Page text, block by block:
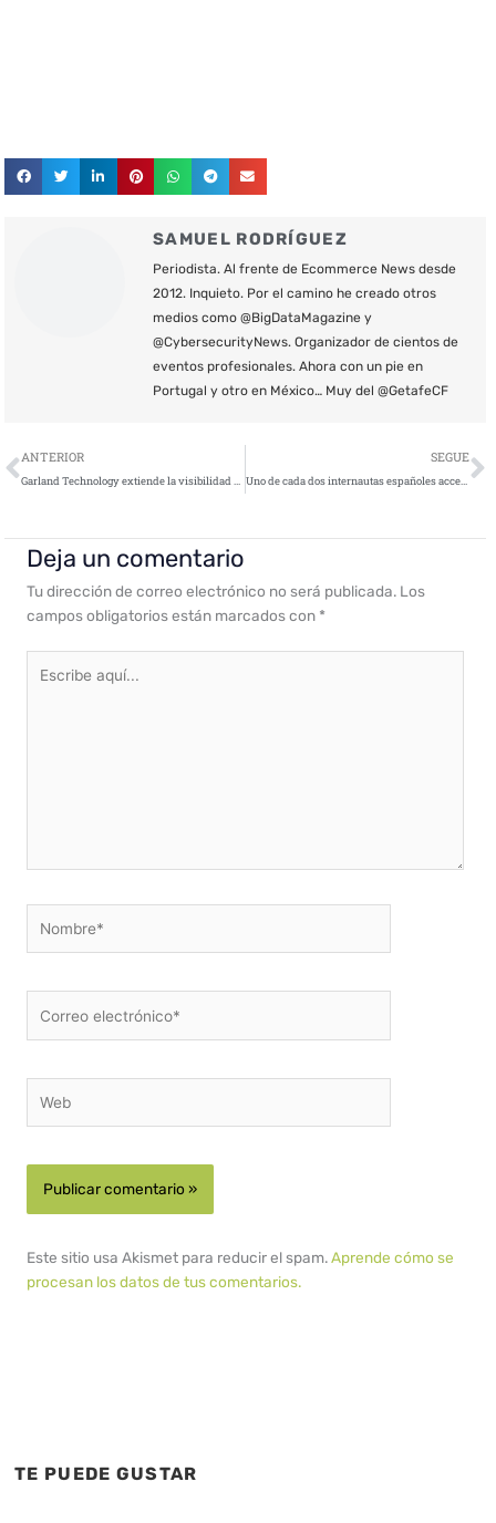
SAMUEL RODRÍGUEZ
Periodista. Al frente de Ecommerce News desde
2012. Inquieto. Por el camino he creado otros
medios como @BigDataMagazine y
@CybersecurityNews. Organizador de cientos de
eventos profesionales. Ahora con un pie en
Portugal y otro en México… Muy del @GetafeCF
Ant
ANTERIOR
Garland Technology extiende la visibilidad cloud de las organizaciones
SEGUE
Uno de cada dos internautas españoles accede con la misma contraseña a su correo electrónico, a su banco o a sus redes sociales
Deja un comentario
Tu dirección de correo electrónico no será publicada. Los
campos obligatorios están marcados con *
aquí...
electrónico*
Este sitio usa Akismet para reducir el spam.Aprende cómo se
procesan los datos de tus comentarios.
TE PUEDE GUSTAR